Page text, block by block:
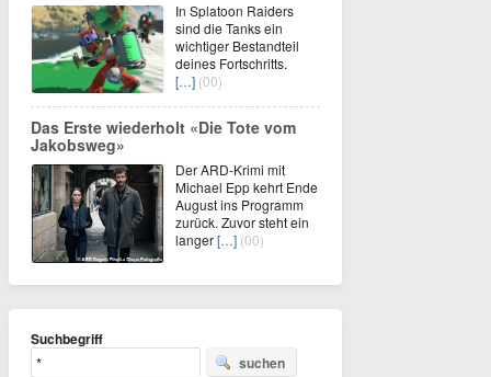
In Splatoon Raiders
sind die Tanks ein
wichtiger Bestandteil
deines Fortschritts.
[…] (00)
Das Erste wiederholt «Die Tote vom
Jakobsweg»
Der ARD-Krimi mit
Michael Epp kehrt Ende
August ins Programm
zurück. Zuvor steht ein
langer[…] (00)
Suchbegriff
suchen